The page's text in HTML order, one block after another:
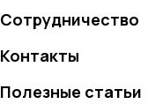
Сотрудничество
Контакты
Полезные статьи